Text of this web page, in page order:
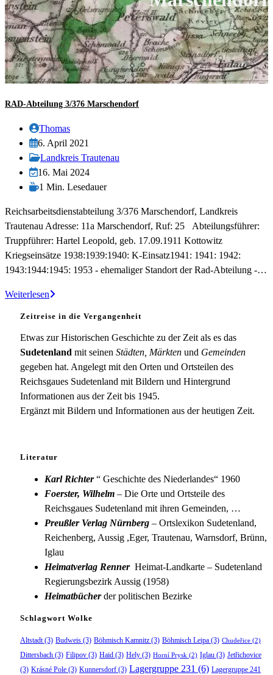
RAD-Abteilung 3/376 Marschendorf
Beitrags-
Autor:
Thomas
Beitrag
veröffentlicht:
6. April 2021
Beitrags-
Kategorie:
Landkreis Trautenau
Beitrag
zuletzt
am:
16. Mai 2024
Lesedauer:
1 Min. Lesedauer
Reichsarbeitsdienstabteilung 3/376 Marschendorf, Landkreis
Trautenau Adresse: 11a Marschendorf, Ruf: 25 Abteilungsführer:
Truppführer: Hartel Leopold, geb. 17.09.1911 Kottowitz
Kriegseinsätze 1938:1939:1940: K-Einsatz1941: 1941: 1942:
1943:1944:1945: 1953 - ehemaliger Standort der Rad-Abteilung -…
WeiterlesenRAD-
Marschendorf
Zeitreise in die Vergangenheit
Etwas zur Historischen Geschichte zu der Zeit als es das
Sudetenland mit seinen Städten, Märkten und Gemeinden
gegeben hat. Angelegt mit den Orten und Ortsteilen des
Reichsgaues Sudetenland mit Bildern und Hintergrund
Informationen aus der Zeit bis 1945.
Ergänzt mit Bildern und Informationen aus der heutigen Zeit.
Literatur
Karl Richter“ Geschichte des Niederlandes“ 1960
Foerster, Wilhelm – Die Orte und Ortsteile des
Reichsgaues Sudetenland mit ihren Gemeinden, …
Preußler Verlag Nürnberg – Ortslexikon Sudetenland,
Reichenberg, Aussig ,Eger, Trautenau, Warnsdorf, Brünn,
Iglau
Heimatverlag Renner Heimat-Landkarte – Sudetenland
Regierungsbezirk Aussig (1958)
Heimatbücherder politischen Bezirke
Schlagwort Wolke
Altstadt(3) Budweis (3) Böhmisch Kamnitz (3) Böhmisch Leipa (3) Chudeřice (2)
Dittersbach (3) Filipov (3) Haid (3) Hely (3) Horní Prysk (2) Iglau (3) Jetřichovice
(3) Krásné Pole (3) Kunnersdorf (3) Lagergruppe 231 (6) Lagergruppe 241